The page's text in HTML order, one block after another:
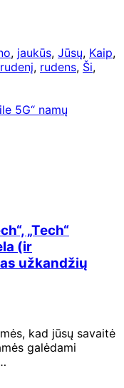
, jaukūs, Jūsų, Kaip,
rudenį, rudens, Ši,
5G“ namų
„Tech“
(ir
užkandžių
kad jūsų savaitė
galėdami